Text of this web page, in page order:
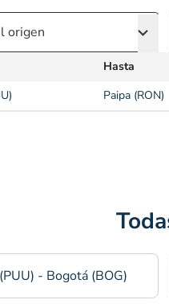
Hasta
Paipa (RON)
- Bogotá (BOG)